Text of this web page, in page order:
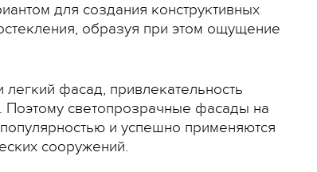
для создания конструктивных
образуя при этом ощущение
фасад, привлекательность
Поэтому светопрозрачные фасады на
и успешно применяются
сооружений.